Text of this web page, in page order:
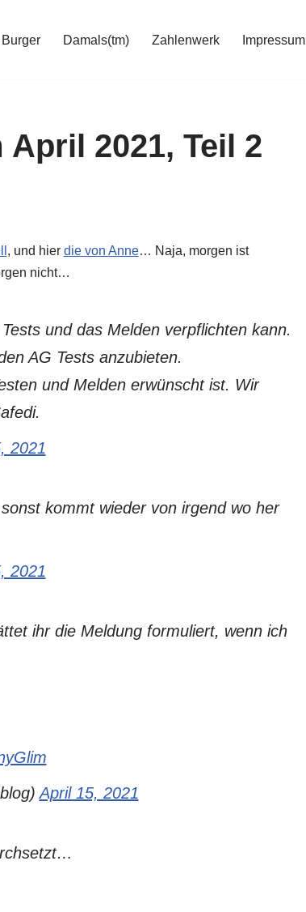
Burger Damals(tm) Zahlenwerk Impressum
2021, Teil 2
, und hier die von Anne… Naja, morgen ist
nicht…
und das Melden verpflichten kann.
AG Tests anzubieten.
und Melden erwünscht ist. Wir
2021
kommt wieder von irgend wo her
2021
ihr die Meldung formuliert, wenn ich
April 15, 2021